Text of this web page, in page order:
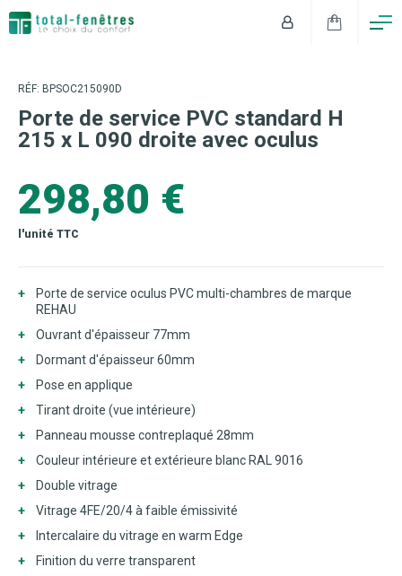
RÉF: BPSOC215090D
Porte de service PVC standard H
215 x L 090 droite avec oculus
298,80 €
l'unité TTC
Porte de service oculus PVC multi-chambres de marque
REHAU
Ouvrant d'épaisseur 77mm
Dormant d'épaisseur 60mm
Pose en applique
Tirant droite (vue intérieure)
Panneau mousse contreplaqué 28mm
Couleur intérieure et extérieure blanc RAL 9016
Double vitrage
Vitrage 4FE/20/4 à faible émissivité
Intercalaire du vitrage en warm Edge
Finition du verre transparent